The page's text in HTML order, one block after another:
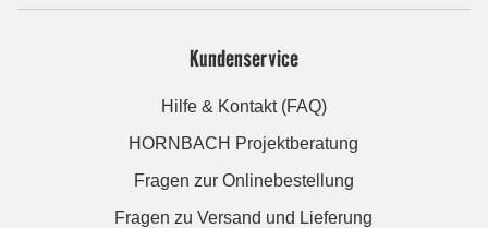
Kundenservice
Hilfe & Kontakt (FAQ)
HORNBACH Projektberatung
Fragen zur Onlinebestellung
Fragen zu Versand und Lieferung